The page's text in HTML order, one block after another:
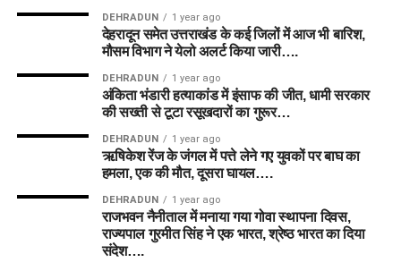
DEHRADUN 1 year ago
देहरादून समेत उत्तराखंड के कई जिलों में आज भी बारिश,
मौसम विभाग ने येलो अलर्ट किया जारी….
DEHRADUN 1 year ago
अंकिता भंडारी हत्याकांड में इंसाफ की जीत, धामी सरकार
की सख्ती से टूटा रसूखदारों का गुरूर…
DEHRADUN 1 year ago
ऋषिकेश रेंज के जंगल में पत्ते लेने गए युवकों पर बाघ का
हमला, एक की मौत, दूसरा घायल….
DEHRADUN 1 year ago
राजभवन नैनीताल में मनाया गया गोवा स्थापना दिवस,
राज्यपाल गुरमीत सिंह ने एक भारत, श्रेष्ठ भारत का दिया
संदेश….